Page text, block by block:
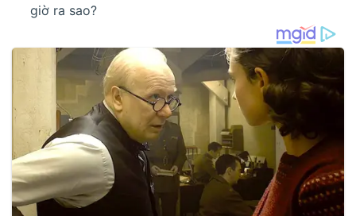
giờ ra sao?